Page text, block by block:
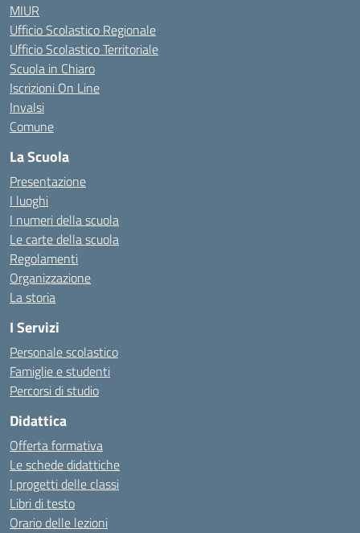
MIUR
Ufficio Scolastico Regionale
Ufficio Scolastico Territoriale
Scuola in Chiaro
Iscrizioni On Line
Invalsi
Comune
La Scuola
Presentazione
I luoghi
I numeri della scuola
Le carte della scuola
Regolamenti
Organizzazione
La storia
I Servizi
Personale scolastico
Famiglie e studenti
Percorsi di studio
Didattica
Offerta formativa
Le schede didattiche
I progetti delle classi
Libri di testo
Orario delle lezioni